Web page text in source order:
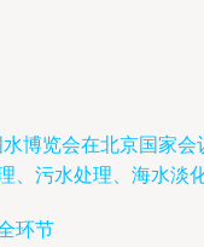
博览会在北京国家
、污水处理、海水淡
环节